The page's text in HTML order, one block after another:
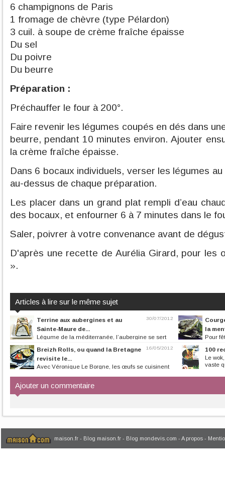
6 champignons de Paris
1 fromage de chèvre (type Pélardon)
3 cuil. à soupe de crème fraîche épaisse
Du sel
Du poivre
Du beurre
Préparation :
Préchauffer le four à 200°.
Faire revenir les légumes coupés en dés dans
beurre, pendant 10 minutes environ. Ajouter
la crème fraîche épaisse.
Dans 6 bocaux individuels, verser les légumes
au-dessus de chaque préparation.
Les placer dans un grand plat rempli d’eau
des bocaux, et enfourner 6 à 7 minutes dans le
Saler, poivrer à votre convenance avant de
D'après une recette de Aurélia Girard, pour les
».
Articles à lire sur le même sujet
30/07/2012
Terrine aux aubergines et au
Sainte-Maure de...
Légume de la méditerranée, l’aubergine se sert
en entrée pour un repas estival,...
la
Pour
à tous les repas.
16/05/2012
Breizh Rolls, ou quand la Bretagne
revisite le...
Avec Véronique Le Borgne, les œufs se cuisinent
100
Le
vaste
Ajouter un commentaire
maison.fr - Blog maison.fr - Blog mondevis.com - A propos -